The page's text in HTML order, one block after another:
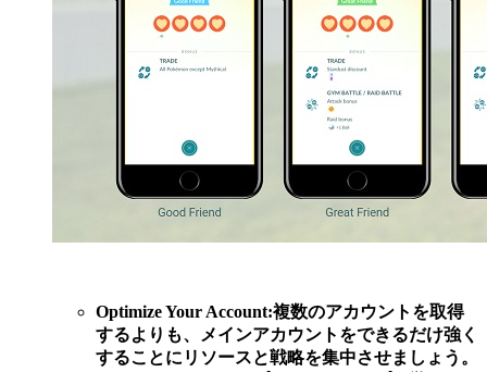
Optimize Your Account:複数のアカウントを取得
するよりも、メインアカウントをできるだけ強く
することにリソースと戦略を集中させましょう。